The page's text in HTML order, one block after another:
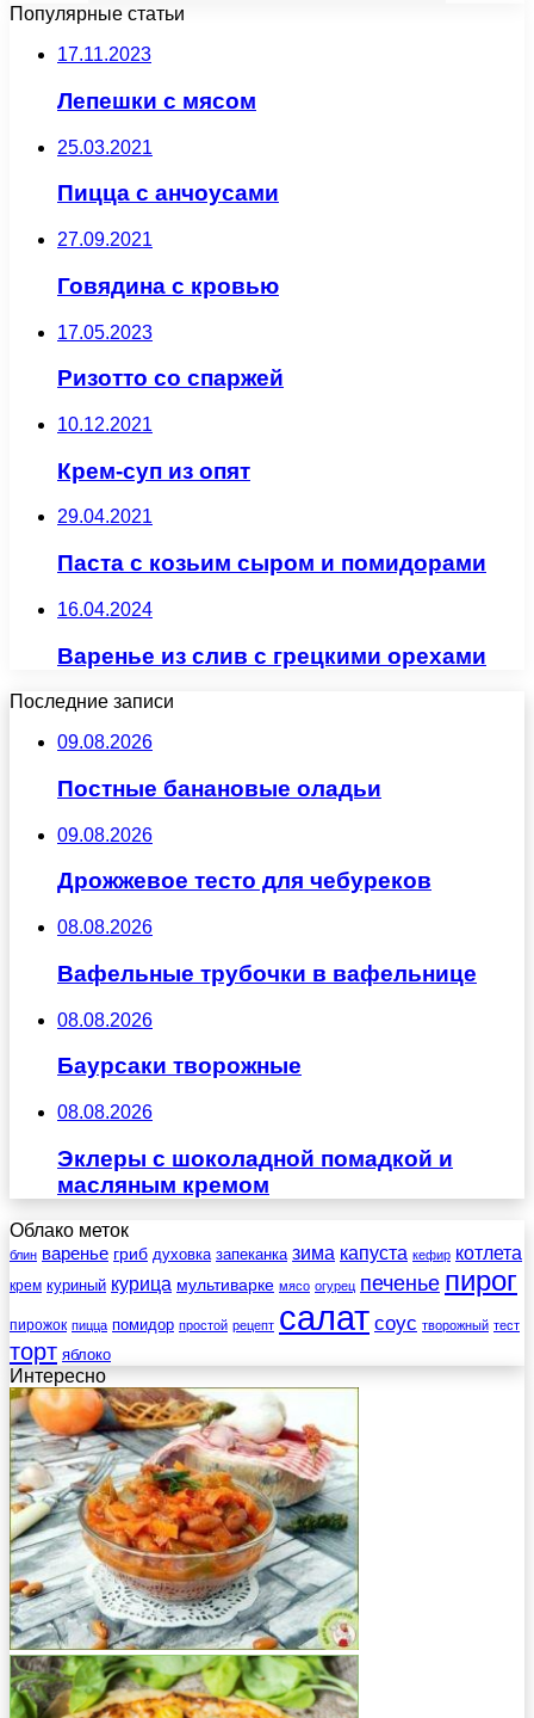
Популярные статьи
17.11.2023
Лепешки с мясом
25.03.2021
Пицца с анчоусами
27.09.2021
Говядина с кровью
17.05.2023
Ризотто со спаржей
10.12.2021
Крем-суп из опят
29.04.2021
Паста с козьим сыром и помидорами
16.04.2024
Варенье из слив с грецкими орехами
Последние записи
09.08.2026
Постные банановые оладьи
09.08.2026
Дрожжевое тесто для чебуреков
08.08.2026
Вафельные трубочки в вафельнице
08.08.2026
Баурсаки творожные
08.08.2026
Эклеры с шоколадной помадкой и
масляным кремом
Облако меток
блин варенье гриб духовка запеканка зима капуста кефир котлета
крем куриный курица мультиварке мясо огурец печенье пирог
пирожок пицца помидор простой рецепт салат соус творожный тест
торт яблоко
Интересно